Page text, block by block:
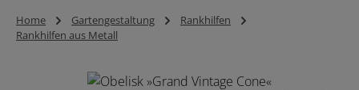
Home Gartengestaltung
Rankhilfen
Rankhilfen aus Metall
Bildergalerie überspringen